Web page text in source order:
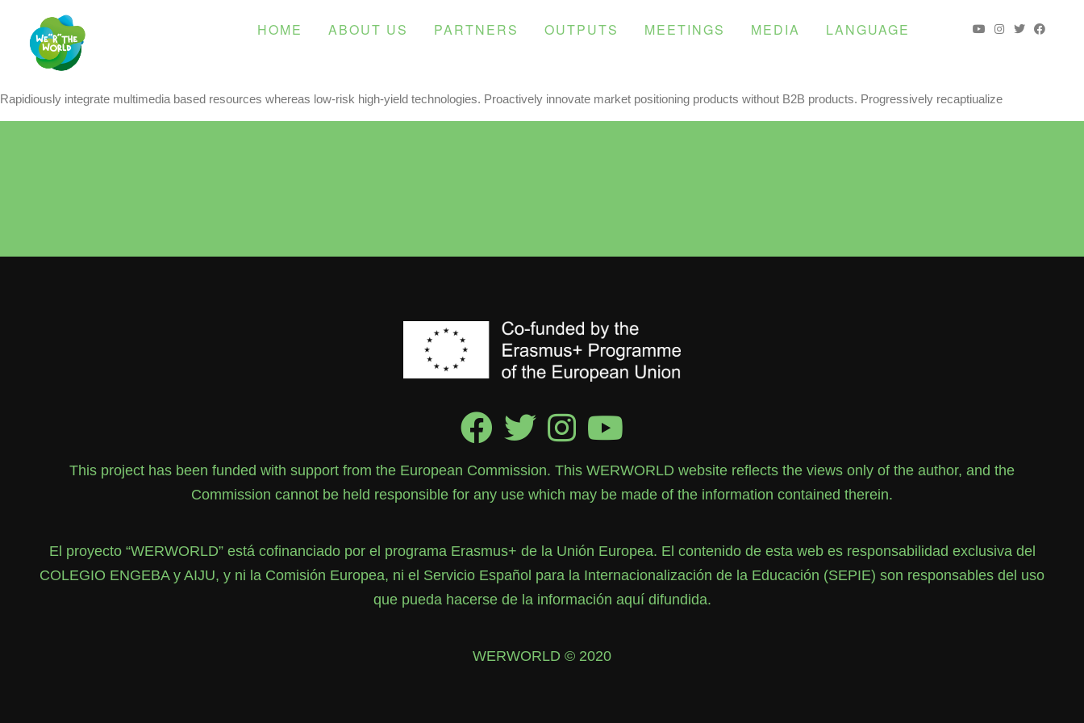
HOME ABOUT US PARTNERS OUTPUTS MEETINGS MEDIA LANGUAGE
Rapidiously integrate multimedia based resources whereas low-risk high-yield technologies. Proactively innovate market positioning products without B2B products. Progressively recaptiualize
This project has been funded with support from the European Commission. This WERWORLD website reflects the views only of the author, and the
Commission cannot be held responsible for any use which may be made of the information contained therein.
El proyecto “WERWORLD” está cofinanciado por el programa Erasmus+ de la Unión Europea. El contenido de esta web es responsabilidad exclusiva del
COLEGIO ENGEBA y AIJU, y ni la Comisión Europea, ni el Servicio Español para la Internacionalización de la Educación (SEPIE) son responsables del uso
que pueda hacerse de la información aquí difundida.
WERWORLD © 2020